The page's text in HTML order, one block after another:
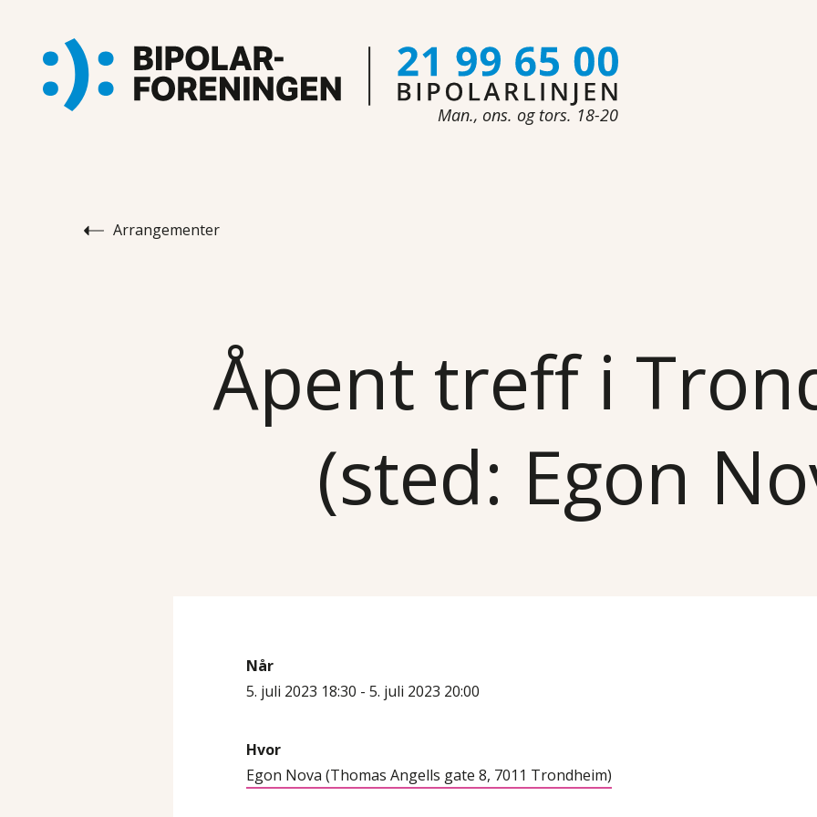
Man., ons. og tors. 18-20
Arrangementer
Åpent treff i
(sted: Egon
Når
5. juli 2023 18:30 - 5. juli 2023 20:00
Hvor
Egon Nova (Thomas Angells gate 8, 7011 Trondheim)